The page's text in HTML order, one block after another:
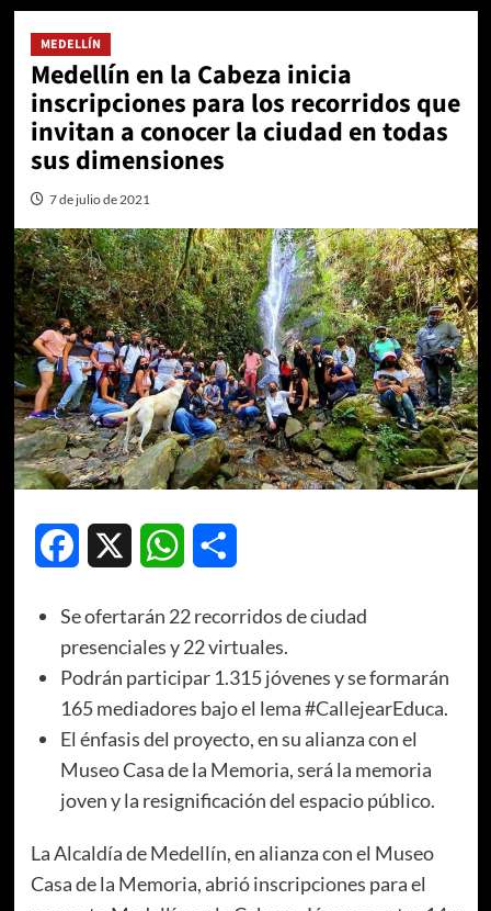
MEDELLÍN
Medellín en la Cabeza inicia
inscripciones para los recorridos que
invitan a conocer la ciudad en todas
sus dimensiones
7 de julio de 2021
Facebook WhatsApp
Se ofertarán 22 recorridos de ciudad
presenciales y 22 virtuales.
Podrán participar 1.315 jóvenes y se formarán
165 mediadores bajo el lema #CallejearEduca.
El énfasis del proyecto, en su alianza con el
Museo Casa de la Memoria, será la memoria
joven y la resignificación del espacio público.
La Alcaldía de Medellín, en alianza con el Museo
Casa de la Memoria, abrió inscripciones para el